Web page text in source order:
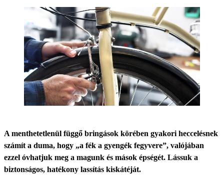
A menthetetlenül függő bringások körében gyakori heccelésnek
számít a duma, hogy „a fék a gyengék fegyvere”, valójában
ezzel óvhatjuk meg a magunk és mások épségét. Lássuk a
biztonságos, hatékony lassítás kiskátéját.